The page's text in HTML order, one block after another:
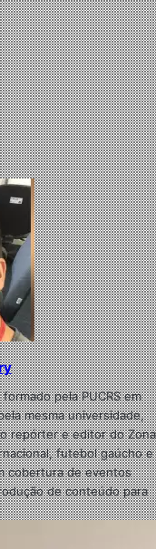
pela PUCRS em
mesma universidade,
repórter e editor do Zona
futebol gaúcho e
cobertura de eventos
de conteúdo para